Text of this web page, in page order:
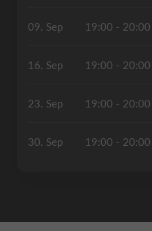
09. Sep 19:00 - 20:00
16. Sep 19:00 - 20:00
23. Sep 19:00 - 20:00
30. Sep 19:00 - 20:00